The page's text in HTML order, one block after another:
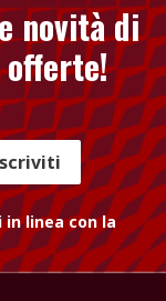
novità di
linea con la